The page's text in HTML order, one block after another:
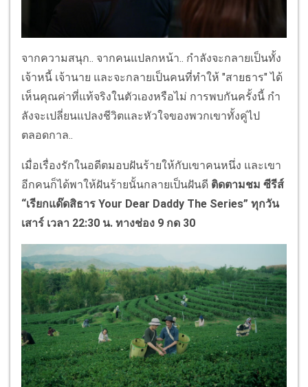
จากความสนุก.. จากคนแปลกหน้า.. กำลังจะกลายเป็นทั้ง
เจ้าหนี้ เจ้านาย และจะกลายเป็นคนที่ทำให้ "สายธาร" ได้
เห็นคุณค่าที่แท้จริงในตัวเองหรือไม่ การพบกันครั้งนี้ กํา
ลังจะเปลี่ยนแปลงชีวิตและหัวใจของพวกเขาทั้งคู่ไป
ตลอดกาล..
เมื่อเรื่องรักในอดีตมอบฝันร้ายให้กับเขาคนหนึ่ง และเขา
อีกคนก็ได้พาให้ฝันร้ายนั้นกลายเป็นฝันดี ติดตามชม ซีรีส์
“เรียกแด๊ดสิธาร Your Dear Daddy The Series” ทุกวัน
เสาร์ เวลา 22:30 น. ทางช่อง 9 กด 30